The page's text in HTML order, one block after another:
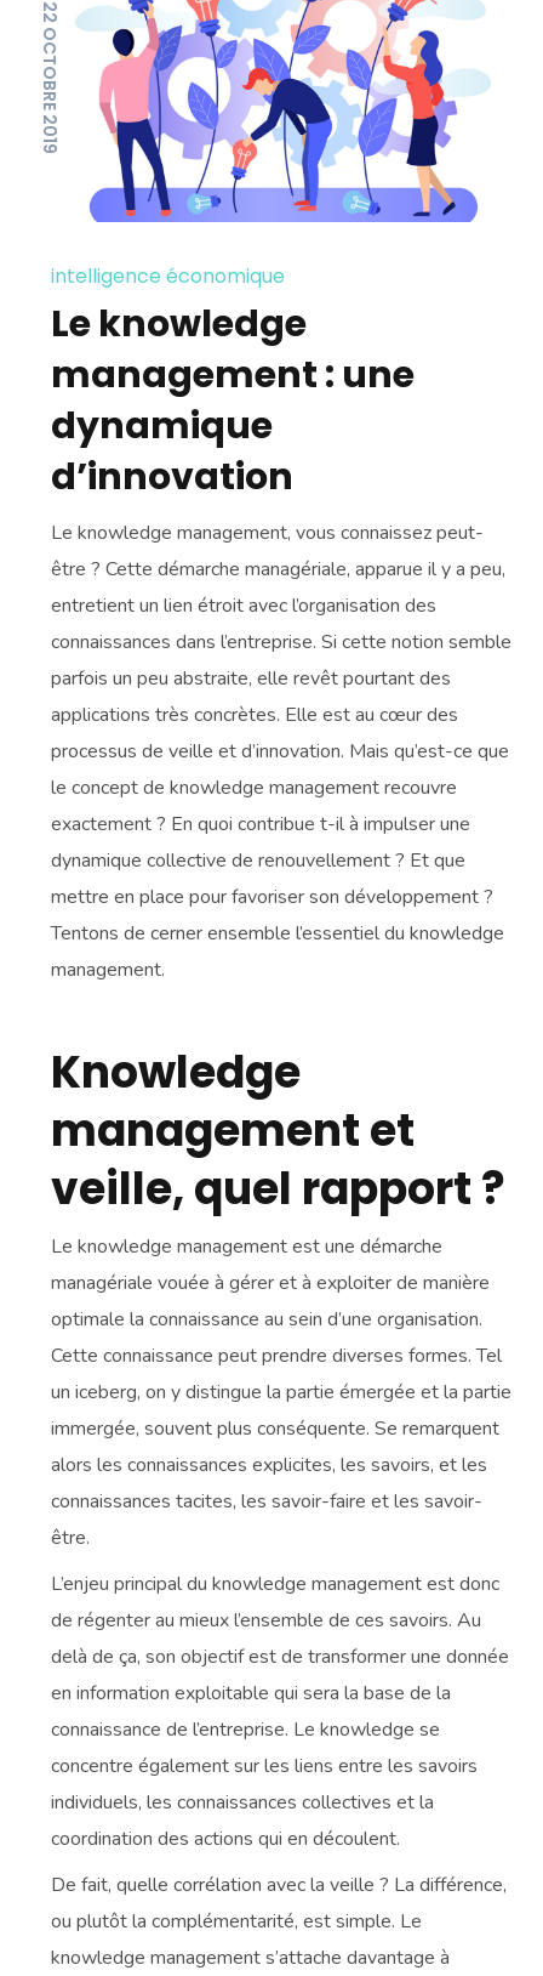
22 OCTOBRE 2019
intelligence économique
Le knowledge
management : une
dynamique
d’innovation
Le knowledge management, vous connaissez peut-
être ? Cette démarche managériale, apparue il y a peu,
entretient un lien étroit avec l’organisation des
connaissances dans l’entreprise. Si cette notion semble
parfois un peu abstraite, elle revêt pourtant des
applications très concrètes. Elle est au cœur des
processus de veille et d’innovation. Mais qu’est-ce que
le concept de knowledge management recouvre
exactement ? En quoi contribue t-il à impulser une
dynamique collective de renouvellement ? Et que
mettre en place pour favoriser son développement ?
Tentons de cerner ensemble l’essentiel du knowledge
management.
Knowledge
management et
veille, quel rapport ?
Le knowledge management est une démarche
managériale vouée à gérer et à exploiter de manière
optimale la connaissance au sein d’une organisation.
Cette connaissance peut prendre diverses formes. Tel
un iceberg, on y distingue la partie émergée et la partie
immergée, souvent plus conséquente. Se remarquent
alors les connaissances explicites, les savoirs, et les
connaissances tacites, les savoir-faire et les savoir-
être.
L’enjeu principal du knowledge management est donc
de régenter au mieux l’ensemble de ces savoirs. Au
delà de ça, son objectif est de transformer une donnée
en information exploitable qui sera la base de la
connaissance de l’entreprise. Le knowledge se
concentre également sur les liens entre les savoirs
individuels, les connaissances collectives et la
coordination des actions qui en découlent.
De fait, quelle corrélation avec la veille ? La différence,
ou plutôt la complémentarité, est simple. Le
knowledge management s’attache davantage à